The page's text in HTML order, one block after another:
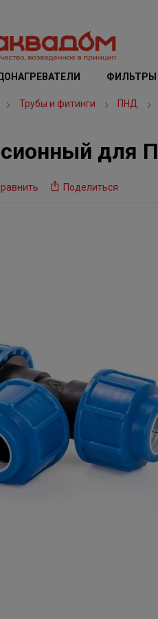
ФИЛЬТРЫ
Трубы и фитинги ПНД
для
Поделиться